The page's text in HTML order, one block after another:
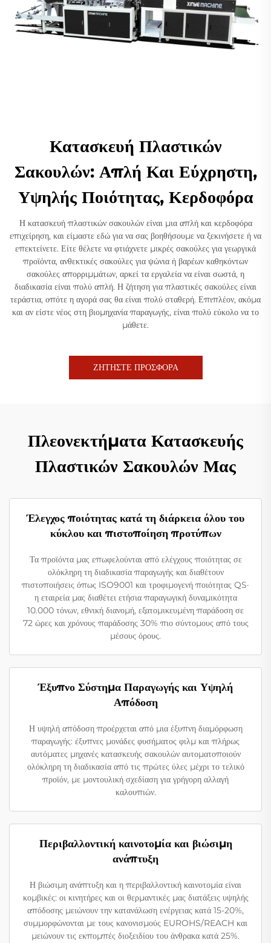
Κατασκευή Πλαστικών
Σακουλών: Απλή Και Εύχρηστη,
Υψηλής Ποιότητας, Κερδοφόρα
Η κατασκευή πλαστικών σακουλών είναι μια απλή και κερδοφόρα
επιχείρηση, και είμαστε εδώ για να σας βοηθήσουμε να ξεκινήσετε ή να
επεκτείνετε. Είτε θέλετε να φτιάχνετε μικρές σακούλες για γεωργικά
προϊόντα, ανθεκτικές σακούλες για ψώνια ή βαρέων καθηκόντων
σακούλες απορριμμάτων, αρκεί τα εργαλεία να είναι σωστά, η
διαδικασία είναι πολύ απλή. Η ζήτηση για πλαστικές σακούλες είναι
τεράστια, οπότε η αγορά σας θα είναι πολύ σταθερή. Επιπλέον, ακόμα
και αν είστε νέος στη βιομηχανία παραγωγής, είναι πολύ εύκολο να το
μάθετε.
ΖΗΤΗΣΤΕ ΠΡΟΣΦΟΡΑ
Πλεονεκτήματα Κατασκευής
Πλαστικών Σακουλών Μας
Έλεγχος ποιότητας κατά τη διάρκεια όλου του
κύκλου και πιστοποίηση προτύπων
Τα προϊόντα μας επωφελούνται από ελέγχους ποιότητας σε
ολόκληρη τη διαδικασία παραγωγής και διαθέτουν
πιστοποιήσεις όπως ISO9001 και τροφιμογενή ποιότητας QS·
η εταιρεία μας διαθέτει ετήσια παραγωγική δυναμικότητα
10.000 τόνων, εθνική διανομή, εξατομικευμένη παράδοση σε
72 ώρες και χρόνους παράδοσης 30% πιο σύντομους από τους
μέσους όρους.
Έξυπνο Σύστημα Παραγωγής και Υψηλή
Απόδοση
Η υψηλή απόδοση προέρχεται από μια έξυπνη διαμόρφωση
παραγωγής: έξυπνες μονάδες φυσήματος φιλμ και πλήρως
αυτόματες μηχανές κατασκευής σακουλών αυτοματοποιούν
ολόκληρη τη διαδικασία από τις πρώτες ύλες μέχρι το τελικό
προϊόν, με μοντουλική σχεδίαση για γρήγορη αλλαγή
καλουπιών.
Περιβαλλοντική καινοτομία και βιώσιμη
ανάπτυξη
Η βιώσιμη ανάπτυξη και η περιβαλλοντική καινοτομία είναι
κομβικές: οι κινητήρες και οι θερμαντικές μας διατάξεις υψηλής
απόδοσης μειώνουν την κατανάλωση ενέργειας κατά 15-20%,
συμμορφώνονται με τους κανονισμούς EUROHS/REACH και
μειώνουν τις εκπομπές διοξειδίου του άνθρακα κατά 25%.